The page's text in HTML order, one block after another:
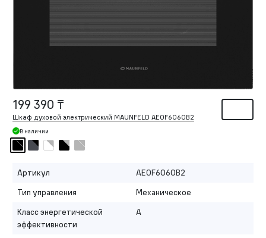
199 390 ₸
Шкаф духовой электрический MAUNFELD AEOF6060B2
В наличии
Артикул
AEOF6060B2
Тип управления
Механическое
Класс энергетической
эффективности
A